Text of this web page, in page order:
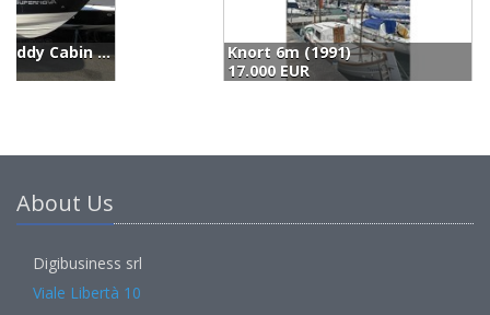
Knort 6m (1991)
About Us
Digibusiness srl
Viale Libertà 10